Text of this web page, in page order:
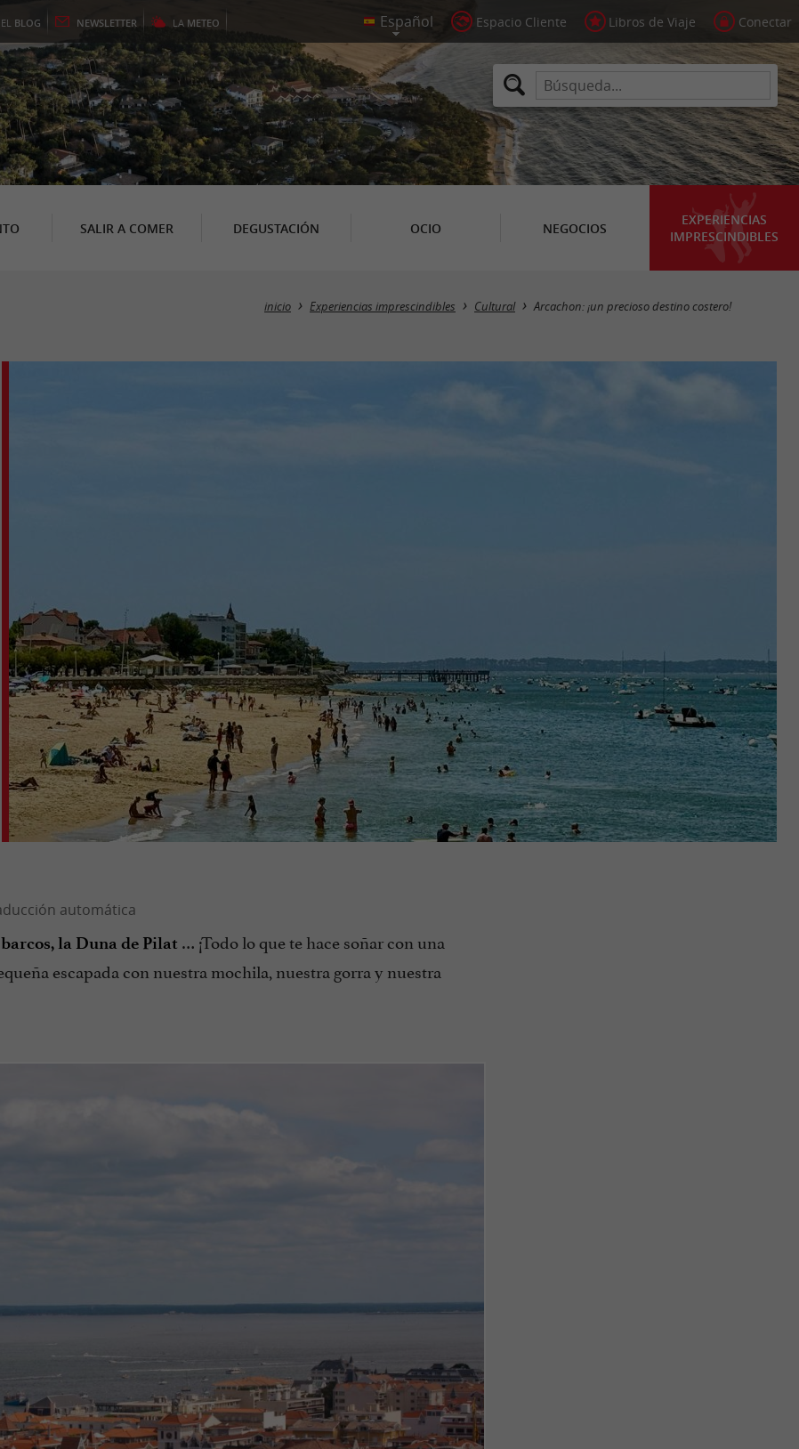
EL BLOG NEWSLETTER LA METEO Espacio Cliente Libros de Viaje Conectar
SALIR A COMER DEGUSTACIÓN OCIO NEGOCIOS
EXPERIENCIAS
IMPRESCINDIBLES
inicio Experiencias imprescindibles Cultural Arcachon: ¡un precioso destino costero!
la Duna de Pilat … ¡Todo lo que te hace soñar con una
escapada con nuestra mochila, nuestra gorra y nuestra